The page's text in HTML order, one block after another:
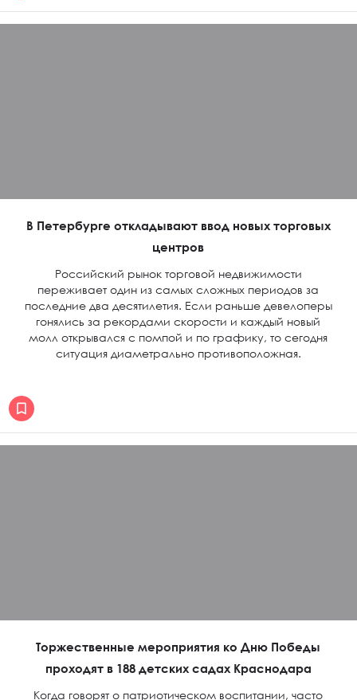
В Петербурге откладывают ввод новых торговых
центров
Российский рынок торговой недвижимости
переживает один из самых сложных периодов за
последние два десятилетия. Если раньше девелоперы
гонялись за рекордами скорости и каждый новый
молл открывался с помпой и по графику, то сегодня
ситуация диаметрально противоположная.
Торжественные мероприятия ко Дню Победы
проходят в 188 детских садах Краснодара
Когда говорят о патриотическом воспитании, часто